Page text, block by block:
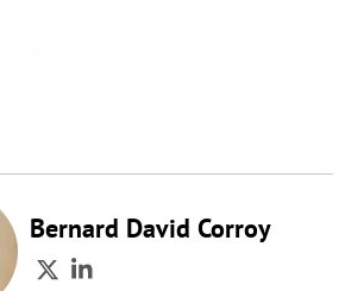
Bernard David Corroy